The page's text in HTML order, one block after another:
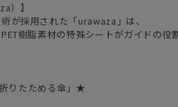
）】
が採用された「urawaza」は、
樹脂素材の特殊シートがガイドの役
りたためる傘」★